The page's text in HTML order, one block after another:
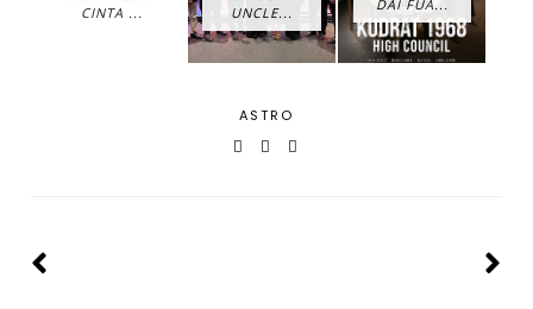
CINTA ...
UNCLE...
DAI FUA...
ASTRO